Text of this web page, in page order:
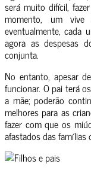
será muito difícil,
momento, um
eventualmente, cada
agora as despesas
conjunta.
No entanto, apesar
funcionar. O pai terá
a mãe; poderão
melhores para as
fazer com que os
afastados das famílias